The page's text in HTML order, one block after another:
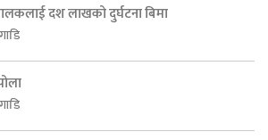
दश लाखको दुर्घटना बिमा